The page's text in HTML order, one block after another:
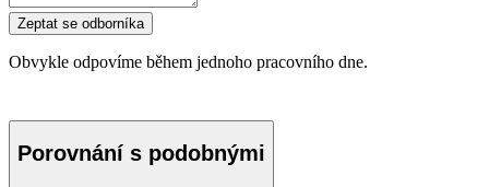
Zeptat se odborníka
Obvykle odpovíme během jednoho pracovního dne.
Porovnání s podobnými